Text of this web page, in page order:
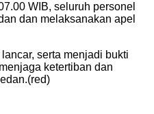
WIB, seluruh personel
dan melaksanakan apel
serta menjadi bukti
ketertiban dan